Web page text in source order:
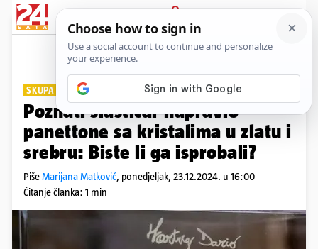
PRIJAVA
Lifestyle Komentari
SKUPA POSLASTICA
Poznati slastičar napravio
panettone sa kristalima u zlatu i
srebru: Biste li ga isprobali?
PišeMarijana Matković, ponedjeljak, 23.12.2024. u 16:00
Čitanje članka: 1 min